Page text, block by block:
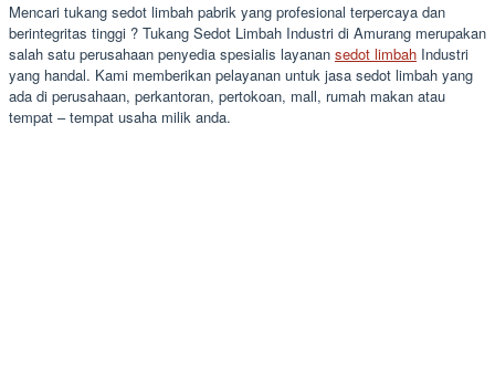
Mencari tukang sedot limbah pabrik yang profesional terpercaya dan
berintegritas tinggi ? Tukang Sedot Limbah Industri di Amurang merupakan
salah satu perusahaan penyedia spesialis layanan sedot limbah Industri
yang handal. Kami memberikan pelayanan untuk jasa sedot limbah yang
ada di perusahaan, perkantoran, pertokoan, mall, rumah makan atau
tempat – tempat usaha milik anda.